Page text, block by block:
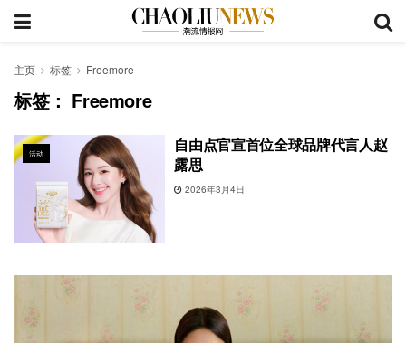
主页 标签 Freemore
标签： Freemore
活动
自由点官宣首位全球品牌代言人赵
露思
2026年3月4日